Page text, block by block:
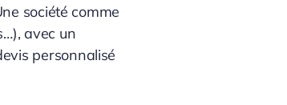
société comme
avec un
personnalisé